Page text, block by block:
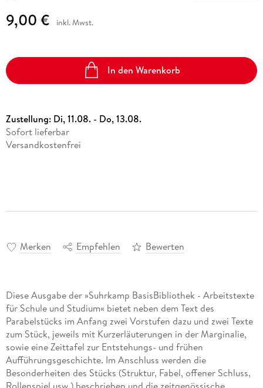
9,00 € inkl. Mwst.
In den Warenkorb
Zustellung: Di, 11.08. - Do, 13.08.
Sofort lieferbar
Versandkostenfrei
Merken Empfehlen Bewerten
Diese Ausgabe der »Suhrkamp BasisBibliothek - Arbeitstexte
für Schule und Studium« bietet neben dem Text des
Parabelstücks im Anfang zwei Vorstufen dazu und zwei Texte
zum Stück, jeweils mit Kurzerläuterungen in der Marginalie,
sowie eine Zeittafel zur Entstehungs- und frühen
Aufführungsgeschichte. Im Anschluss werden die
Besonderheiten des Stücks (Struktur, Fabel, offener Schluss,